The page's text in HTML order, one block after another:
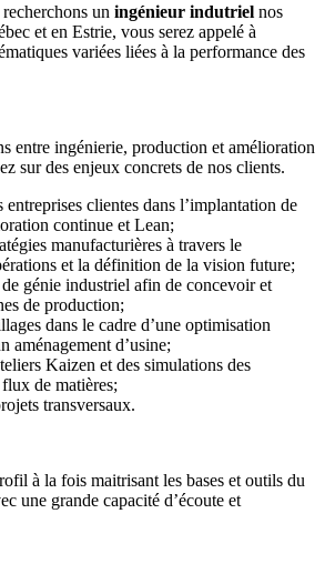
un ingénieur indutriel nos
et en Estrie, vous serez appelé à
variées liées à la performance des
entre ingénierie, production et amélioration
sur des enjeux concrets de nos clients.
entreprises clientes dans l’implantation de
continue et Lean;
manufacturières à travers le
et la définition de la vision future;
génie industriel afin de concevoir et
de production;
dans le cadre d’une optimisation
aménagement d’usine;
Kaizen et des simulations des
de matières;
transversaux.
à la fois maitrisant les bases et outils du
une grande capacité d’écoute et